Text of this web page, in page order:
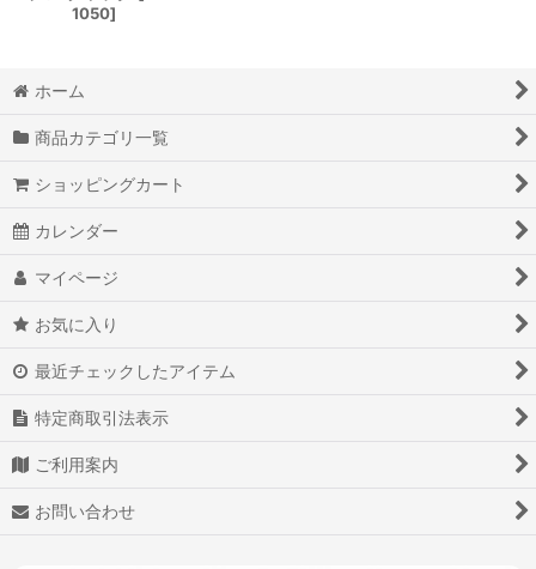
1050]
ホーム
商品カテゴリ一覧
ショッピングカート
カレンダー
マイページ
お気に入り
最近チェックしたアイテム
特定商取引法表示
ご利用案内
お問い合わせ